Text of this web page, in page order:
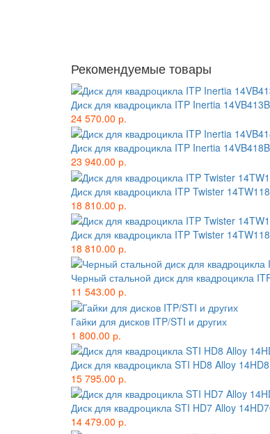
Рекомендуемые товары
Диск для квадроцикла ITP Inertia
24 570.00 р.
Диск для квадроцикла ITP Inertia
23 940.00 р.
Диск для квадроцикла ITP Twister
18 810.00 р.
Диск для квадроцикла ITP Twister
18 810.00 р.
Черный стальной диск для квадроцикла
11 543.00 р.
Гайки для дисков ITP/STI и других
1 800.00 р.
Диск для квадроцикла STI HD8 Alloy
15 795.00 р.
Диск для квадроцикла STI HD7 Alloy
14 479.00 р.